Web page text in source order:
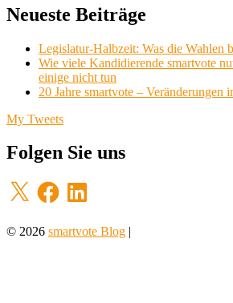
Neueste Beiträge
Legislatur-Halbzeit: Was die Wahlen
Wie viele Kandidierende smartvote
einige nicht tun
20 Jahre smartvote – Veränderungen
My Tweets
Folgen Sie uns
X FacebookLinkedIn
© 2026 smartvote Blog |